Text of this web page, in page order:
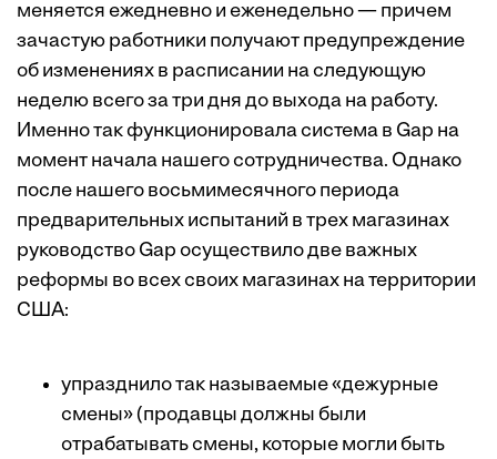
меняется ежедневно и еженедельно — причем
зачастую работники получают предупреждение
об изменениях в расписании на следующую
неделю всего за три дня до выхода на работу.
Именно так функционировала система в Gap на
момент начала нашего сотрудничества. Однако
после нашего восьмимесячного периода
предварительных испытаний в трех магазинах
руководство Gap осуществило две важных
реформы во всех своих магазинах на территории
США:
упразднило так называемые «дежурные
смены» (продавцы должны были
отрабатывать смены, которые могли быть